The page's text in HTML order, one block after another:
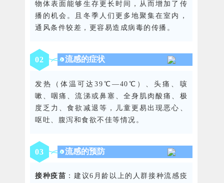
物体表面能够生存更长时间，从而增加了传
播的机会。且冬季人们更多地聚集在室内，
通风条件较差，更容易造成病毒的传播。
02 流感的症状
发热（体温可达39℃—40℃）、头痛、咳
嗽、咽痛、流涕或鼻塞、全身肌肉酸痛、极
度乏力、食欲减退等，儿童更易出现恶心、
呕吐、腹泻和食欲不佳等情况。
03 流感的预防
接种疫苗 ：建议6月龄以上的人群接种流感疫